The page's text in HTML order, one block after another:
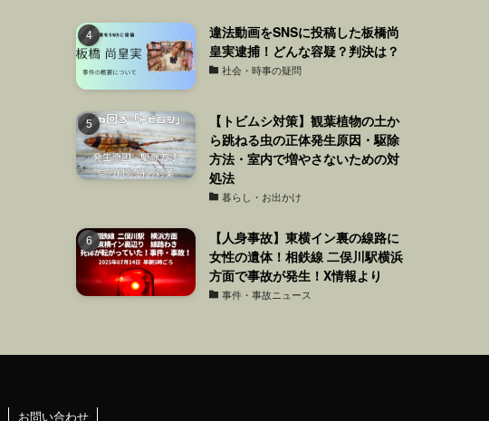
違法動画をSNSに投稿した板橋尚
皇実逮捕！どんな容疑？判決は？
社会・時事の疑問
【トビムシ対策】観葉植物の土か
ら跳ねる虫の正体発生原因・駆除
方法・室内で増やさないための対
処法
暮らし・お出かけ
【人身事故】東横イン裏の線路に
女性の遺体！相鉄線 二俣川駅横浜
方面で事故が発生！X情報より
事件・事故ニュース
お問い合わせ